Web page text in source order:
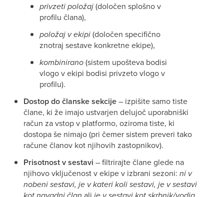
privzeti položaj(določen splošno v
profilu člana),
položaj v ekipi(določen specifično
znotraj sestave konkretne ekipe),
kombinirano(sistem upošteva bodisi
vlogo v ekipi bodisi privzeto vlogo v
profilu).
Dostop do članske sekcije– izpišite samo tiste
člane, ki že imajo ustvarjen delujoč uporabniški
račun za vstop v platformo, oziroma tiste, ki
dostopa še nimajo (pri čemer sistem preveri tako
račune članov kot njihovih zastopnikov).
Prisotnost v sestavi – filtrirajte člane glede na
njihovo vključenost v ekipe v izbrani sezoni: ni v
nobeni sestavi, je v kateri koli sestavi, je v sestavi